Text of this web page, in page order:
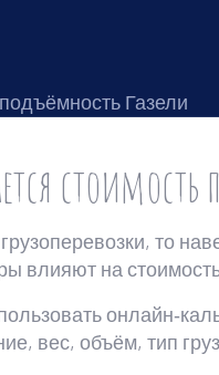
Газели
стоимость
то
влияют на
вес, объём, тип